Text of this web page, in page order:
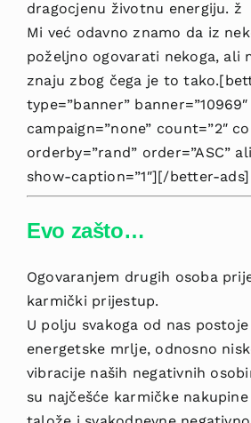
dragocjenu životnu energiju. ž
Mi već odavno znamo da iz
poželjno ogovarati nekoga, ali
znaju zbog čega je to
type=”banner” banner=”10969″
campaign=”none” count=”2″
orderby=”rand” order=”ASC”
show-caption=”1″][/better-ads]
Evo zašto…
Ogovaranjem drugih osoba
karmički prijestup.
U polju svakoga od nas
energetske mrlje, odnosno
vibracije naših negativnih
su najčešće karmičke